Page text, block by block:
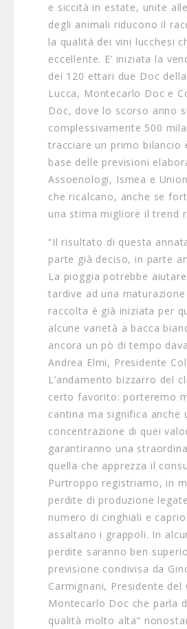
e siccità in estate, unite
degli animali riducono il
la qualità dei vini lucchesi
eccellente. E’ iniziata la
dei 120 ettari due Doc
Lucca, Montecarlo Doc e
Doc, dove lo scorso anno
complessivamente 500
tracciare un primo bilancio
base delle previsioni
Assoenologi, Ismea e
che ricalcano, anche se
una stima migliore il trend
“Il risultato di questa
parte già deciso, in parte
La pioggia potrebbe
tardive ad una
raccolta è già iniziata per
alcune varietà a bacca
ancora un pò di tempo
Andrea Elmi, Presidente
L’andamento bizzarro del
certo favorito: porteremo
cantina ma significa anche
concentrazione di quei
garantiranno una
quella che apprezza il
Purtroppo registriamo, in
perdite di produzione
numero di cinghiali e
assaltano i grappoli. In
perdite saranno ben
previsione condivisa da
Carmignani, Presidente del
Montecarlo Doc che parla
qualità molto alta”